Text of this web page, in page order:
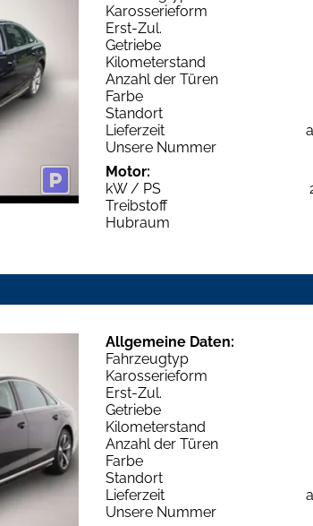
Karosserieform
Erst-Zul.
Getriebe
Kilometerstand
Anzahl der Türen
Farbe
Standort
Lieferzeit
Unsere Nummer
Motor:
kW / PS
Treibstoff
Hubraum
Allgemeine Daten:
Fahrzeugtyp
Karosserieform
Erst-Zul.
Getriebe
Kilometerstand
Anzahl der Türen
Farbe
Standort
Lieferzeit
Unsere Nummer